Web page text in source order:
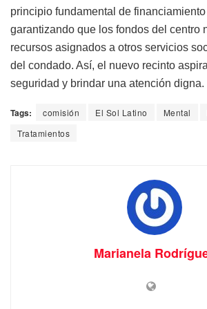
principio fundamental de
garantizando que los fondos del centro
recursos asignados a otros servicios
del condado. Así, el nuevo recinto
seguridad y brindar una atención digna.
Tags: comisión El Sol Latino Mental
Tratamientos
Marianela